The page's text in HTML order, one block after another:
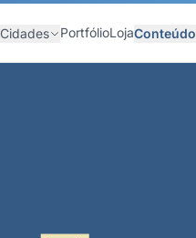
Cidades PortfólioLojaConteúdo